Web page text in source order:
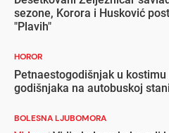
sezone, Korora i Husković
"Plavih"
HOROR
Petnaestogodišnjak u
godišnjaka na autobuskoj
BOLESNA LJUBOMORA